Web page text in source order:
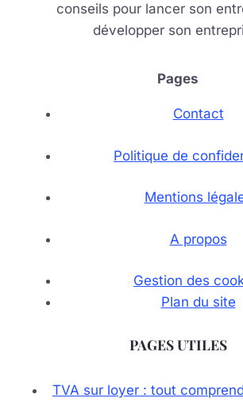
conseils pour lancer son
développer son
Pages
Contact
Politique de
Mentions
A propos
Gestion des
Plan du site
PAGES UTILES
TVA sur loyer : tout